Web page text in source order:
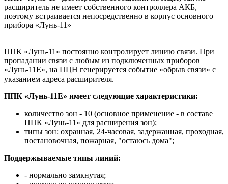
расширитель не имеет собственного контроллера АКБ,
поэтому встраивается непосредственно в корпус основного
прибора «Лунь-11»
ППК «Лунь-11» постоянно контролирует линию связи. При
пропадании связи с любым из подключенных приборов
«Лунь-11Е», на ПЦН генерируется событие «обрыв связи» с
указанием адреса раcширителя.
ППК «Лунь-11Е» имеет следующие характеристики:
количество зон - 10 (основное применение - в составе
ППК «Лунь-11» для расширения зон);
типы зон: охранная, 24-часовая, задержанная, проходная,
постановочная, пожарная, "остаюсь дома";
Поддержываемые типы линий:
- нормально замкнутая;